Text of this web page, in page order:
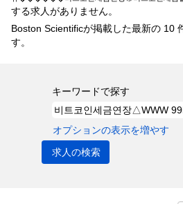
する求人がありません。
Boston Scientificが掲載した最新の 10
す。
キーワードで探す
オプションの表示を増やす